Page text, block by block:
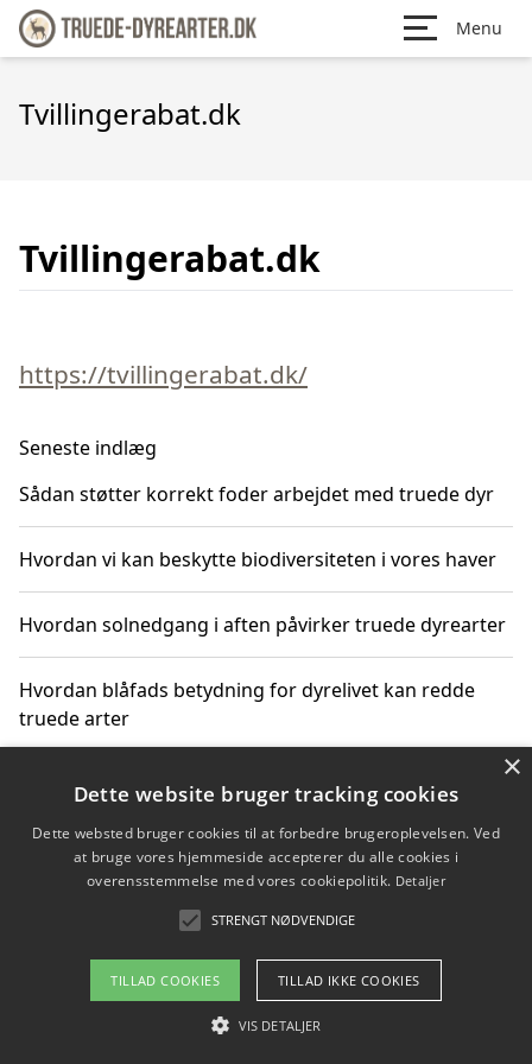
Menu
Tvillingerabat.dk
Tvillingerabat.dk
https://tvillingerabat.dk/
Seneste indlæg
Sådan støtter korrekt foder arbejdet med truede dyr
Hvordan vi kan beskytte biodiversiteten i vores haver
Hvordan solnedgang i aften påvirker truede dyrearter
Hvordan blåfads betydning for dyrelivet kan redde
truede arter
Hvordan kan gaver til unge voksne støtte bevarelsen
Copyright 2026 - Pilanto Aps
Om / kontakt
Blog Betingelser
×
Dette website bruger tracking cookies
Dette websted bruger cookies til at forbedre brugeroplevelsen. Ved
at bruge vores hjemmeside accepterer du alle cookies i
overensstemmelse med vores cookiepolitik. Detaljer
STRENGT NØDVENDIGE
TILLAD COOKIES TILLAD IKKE COOKIES
VIS DETALJER